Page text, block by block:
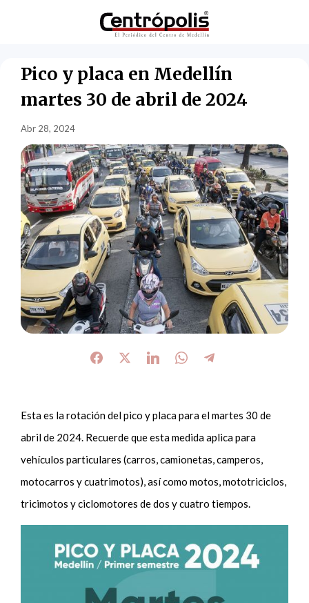
Pico y placa en Medellín
martes 30 de abril de 2024
Abr 28, 2024
Esta es la rotación del pico y placa para el martes 30 de
abril de 2024. Recuerde que esta medida aplica para
vehículos particulares (carros, camionetas, camperos,
motocarros y cuatrimotos), así como motos, mototriciclos,
tricimotos y ciclomotores de dos y cuatro tiempos.